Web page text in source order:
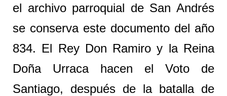
el archivo parroquial de San Andrés
se conserva este documento del año
834. El Rey Don Ramiro y la Reina
Doña Urraca hacen el Voto de
Santiago, después de la batalla de